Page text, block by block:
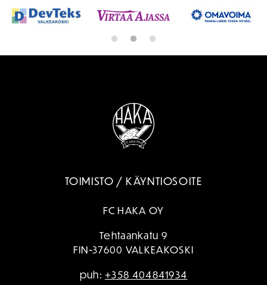
sivulla.
TOIMISTO / KÄYNTIOSOITE
FC HAKA OY
Tehtaankatu 9
FIN-37600 VALKEAKOSKI
puh:+358 404841934